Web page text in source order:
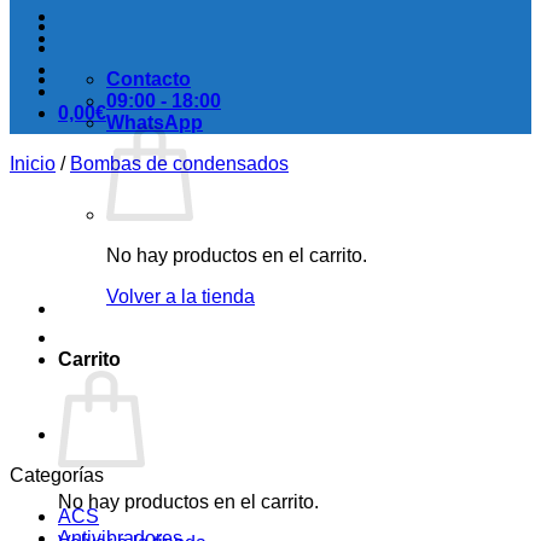
0,00€
No hay productos en el carrito.
Volver a la tienda
Carrito
No hay productos en el carrito.
Contacto
09:00 - 18:00
WhatsApp
Inicio / Bombas de condensados
Categorías
ACS